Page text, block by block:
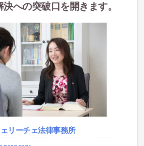
決への突破口を開きます。
リーチェ法律事務所